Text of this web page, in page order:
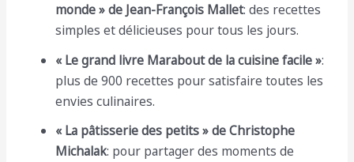
monde » de Jean-François Mallet: des recettes
simples et délicieuses pour tous les jours.
« Le grand livre Marabout de la cuisine facile »:
plus de 900 recettes pour satisfaire toutes les
envies culinaires.
« La pâtisserie des petits » de Christophe
Michalak: pour partager des moments de